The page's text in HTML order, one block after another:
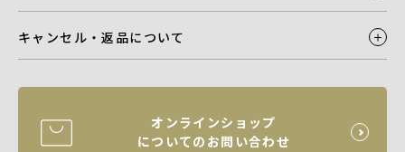
キャンセル・返品について
オンラインショップ
についてのお問い合わせ